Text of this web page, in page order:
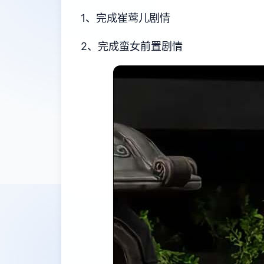
1、完成崔莺儿剧情
2、完成蛮女前置剧情